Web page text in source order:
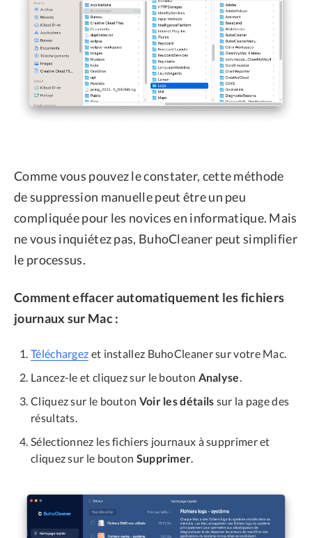
Comme vous pouvez le constater, cette méthode
de suppression manuelle peut être un peu
compliquée pour les novices en informatique. Mais
ne vous inquiétez pas, BuhoCleaner peut simplifier
le processus.
Comment effacer automatiquement les fichiers
journaux sur Mac :
Téléchargez et installez BuhoCleaner sur votre Mac.
Lancez-le et cliquez sur le bouton Analyse.
Cliquez sur le bouton Voir les détails sur la page des
résultats.
Sélectionnez les fichiers journaux à supprimer et
cliquez sur le bouton Supprimer.